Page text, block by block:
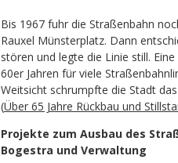
Bis 1967 fuhr die Straßenbahn
Rauxel Münsterplatz. Dann
stören und legte die Linie still.
60er Jahren für viele
Weitsicht schrumpfte die Stadt
(Über 65 Jahre Rückbau und
Projekte zum Ausbau des
Bogestra und Verwaltung